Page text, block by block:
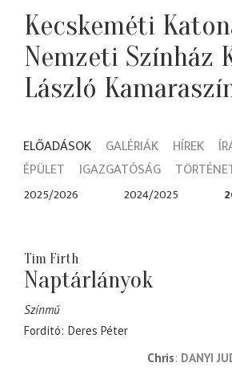
Kecskeméti
Nemzeti Színház
László
ELŐADÁSOK GALÉRIÁK HÍREK
ÉPÜLET
IGAZGATÓSÁG
2025/2026 2024/2025
Tim Firth
Naptárlányok
Színmű
Fordító Deres Péter
Chris DANYI